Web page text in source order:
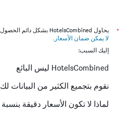
*
يحاول HotelsCombined بشكل دائم الحصول على الأسعار الدقيقة، ولكن
لا يمكن ضمان الأسعار .
إليك السبب:
HotelsCombined ليس البائع
نقوم بتجميع الكثير من البيانات لك
لماذا لا تكون الأسعار دقيقة بنسبة 100٪؟